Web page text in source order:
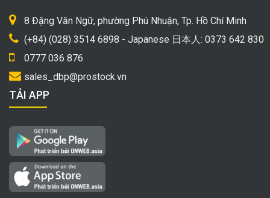
8 Đặng Văn Ngữ, phường Phú Nhuận, Tp. Hồ Chí Minh
(+84) (028) 3514 6898 - Japanese 日本人: 0373 642 830
0777 036 876
sales_dbp@prostock.vn
TẢI APP